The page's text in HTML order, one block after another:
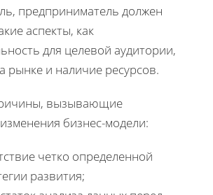
предприниматель должен
аспекты, как
для целевой аудитории,
рынке и наличие ресурсов.
вызывающие
бизнес-модели:
четко определенной
развития;